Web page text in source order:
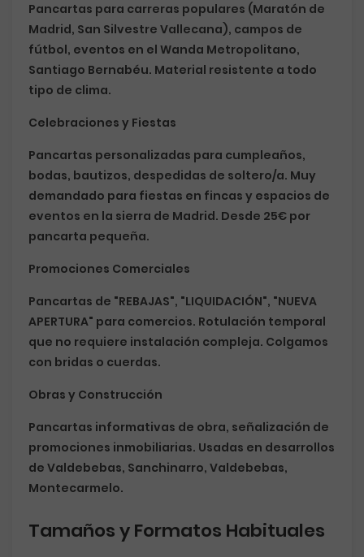
Pancartas para carreras populares (Maratón de
Madrid, San Silvestre Vallecana), campos de
fútbol, eventos en el Wanda Metropolitano,
Santiago Bernabéu. Material resistente a todo
tipo de clima.
Celebraciones y Fiestas
Pancartas personalizadas para cumpleaños,
bodas, bautizos, despedidas de soltero/a. Muy
demandado para fiestas en fincas y espacios de
eventos en la sierra de Madrid. Desde 25€ por
pancarta pequeña.
Promociones Comerciales
Pancartas de "REBAJAS", "LIQUIDACIÓN", "NUEVA
APERTURA" para comercios. Rotulación temporal
que no requiere instalación compleja. Colgamos
con bridas o cuerdas.
Obras y Construcción
Pancartas informativas de obra, señalización de
promociones inmobiliarias. Usadas en desarrollos
de Valdebebas, Sanchinarro, Valdebebas,
Montecarmelo.
Tamaños y Formatos Habituales